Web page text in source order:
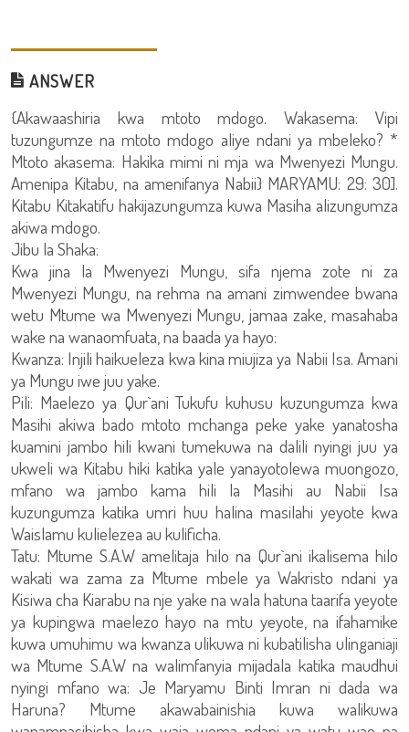
ANSWER
{Akawaashiria kwa mtoto mdogo. Wakasema: Vipi
tuzungumze na mtoto mdogo aliye ndani ya mbeleko? *
Mtoto akasema: Hakika mimi ni mja wa Mwenyezi Mungu.
Amenipa Kitabu, na amenifanya Nabii} MARYAMU: 29: 30].
Kitabu Kitakatifu hakijazungumza kuwa Masiha alizungumza
akiwa mdogo.
Jibu la Shaka:
Kwa jina la Mwenyezi Mungu, sifa njema zote ni za
Mwenyezi Mungu, na rehma na amani zimwendee bwana
wetu Mtume wa Mwenyezi Mungu, jamaa zake, masahaba
wake na wanaomfuata, na baada ya hayo:
Kwanza: Injili haikueleza kwa kina miujiza ya Nabii Isa. Amani
ya Mungu iwe juu yake.
Pili: Maelezo ya Qur`ani Tukufu kuhusu kuzungumza kwa
Masihi akiwa bado mtoto mchanga peke yake yanatosha
kuamini jambo hili kwani tumekuwa na dalili nyingi juu ya
ukweli wa Kitabu hiki katika yale yanayotolewa muongozo,
mfano wa jambo kama hili la Masihi au Nabii Isa
kuzungumza katika umri huu halina masilahi yeyote kwa
Waislamu kulielezea au kulificha.
Tatu: Mtume S.A.W amelitaja hilo na Qur`ani ikalisema hilo
wakati wa zama za Mtume mbele ya Wakristo ndani ya
Kisiwa cha Kiarabu na nje yake na wala hatuna taarifa yeyote
ya kupingwa maelezo hayo na mtu yeyote, na ifahamike
kuwa umuhimu wa kwanza ulikuwa ni kubatilisha ulinganiaji
wa Mtume S.A.W na walimfanyia mijadala katika maudhui
nyingi mfano wa: Je Maryamu Binti Imran ni dada wa
Haruna? Mtume akawabainishia kuwa walikuwa